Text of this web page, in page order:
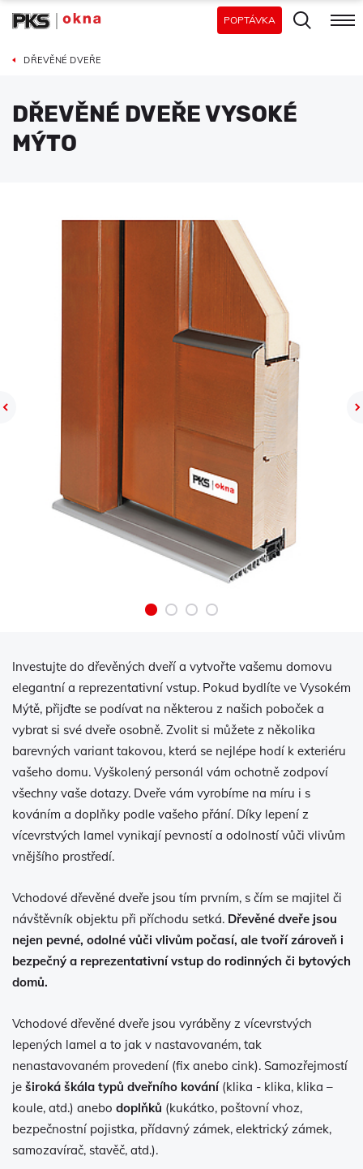
POPTÁVKA
DŘEVĚNÉ DVEŘE
DŘEVĚNÉ DVEŘE VYSOKÉ
MÝTO
Investujte do dřevěných dveří a vytvořte vašemu domovu
elegantní a reprezentativní vstup. Pokud bydlíte ve Vysokém
Mýtě, přijďte se podívat na některou z našich poboček a
vybrat si své dveře osobně. Zvolit si můžete z několika
barevných variant takovou, která se nejlépe hodí k exteriéru
vašeho domu. Vyškolený personál vám ochotně zodpoví
všechny vaše dotazy. Dveře vám vyrobíme na míru i s
kováním a doplňky podle vašeho přání. Díky lepení z
vícevrstvých lamel vynikají pevností a odolností vůči vlivům
vnějšího prostředí.
Vchodové dřevěné dveře jsou tím prvním, s čím se majitel či
návštěvník objektu při příchodu setká. Dřevěné dveře jsou
nejen pevné, odolné vůči vlivům počasí, ale tvoří zároveň i
bezpečný a reprezentativní vstup do rodinných či bytových
domů.
Vchodové dřevěné dveře jsou vyráběny z vícevrstvých
lepených lamel a to jak v nastavovaném, tak
nenastavovaném provedení (fix anebo cink). Samozřejmostí
je široká škála typů dveřního kování(klika - klika, klika –
koule, atd.) anebo doplňků (kukátko, poštovní vhoz,
bezpečnostní pojistka, přídavný zámek, elektrický zámek,
samozavírač, stavěč, atd.).